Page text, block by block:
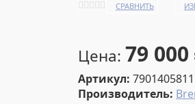
СРАВНИТЬ
Цена: 79 000
Артикул: 7901405811
Производитель: